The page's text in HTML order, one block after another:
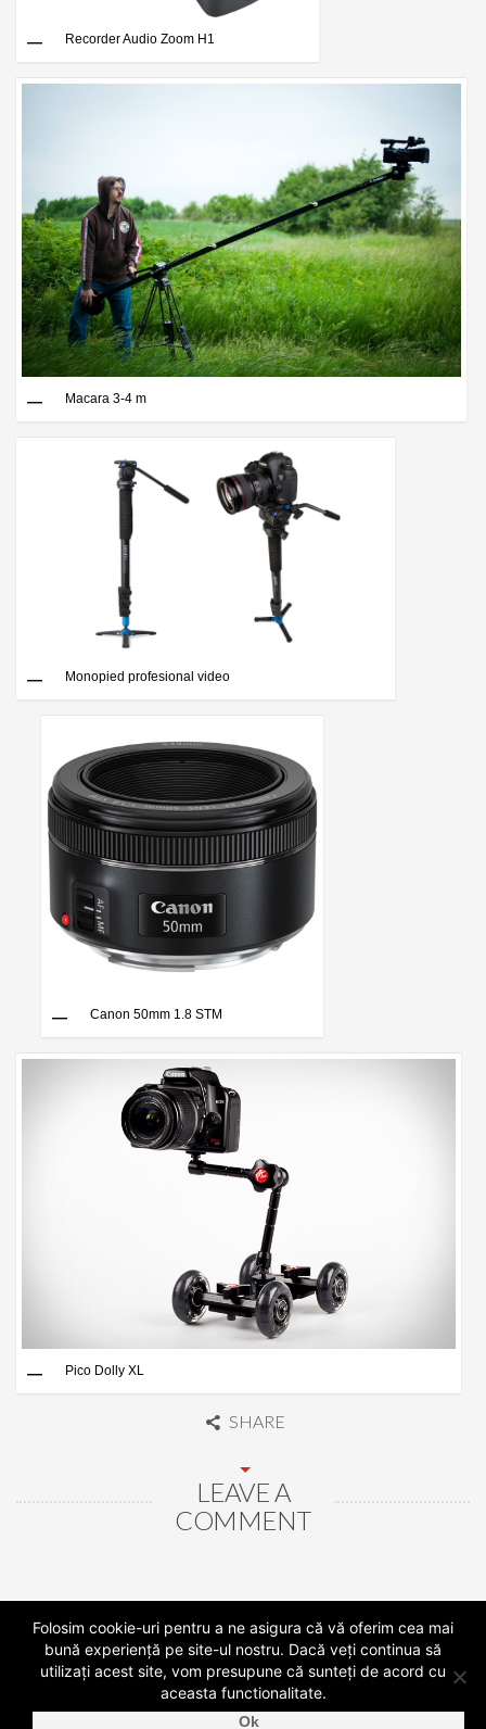
Recorder Audio Zoom H1
Macara 3-4 m
Monopied profesional video
Canon 50mm 1.8 STM
Pico Dolly XL
SHARE
LEAVE A
COMMENT
COPYRIGHT © 2026BMC MEDIA. •BMC MEDIA PE FACEBOOK
Folosim cookie-uri pentru a ne asigura că vă oferim cea mai
bună experiență pe site-ul nostru. Dacă veți continua să
utilizați acest site, vom presupune că sunteți de acord cu
aceasta functionalitate.
Ok